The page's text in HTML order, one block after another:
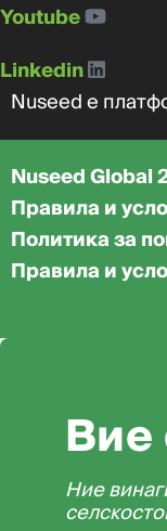
Youtube
Linkedin
Nuseed е
Nuseed Global
Правила и
Политика за
Правила и
Вие
Ние